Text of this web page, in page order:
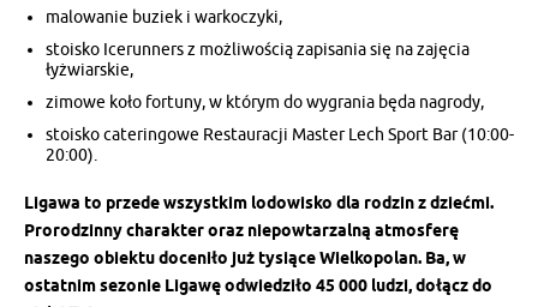
malowanie buziek i warkoczyki,
stoisko Icerunners z możliwością zapisania się na zajęcia
łyżwiarskie,
zimowe koło fortuny, w którym do wygrania będa nagrody,
stoisko cateringowe Restauracji Master Lech Sport Bar (10:00-
20:00).
Ligawa to przede wszystkim lodowisko dla rodzin z dziećmi.
Prorodzinny charakter oraz niepowtarzalną atmosferę
naszego obiektu doceniło już tysiące Wielkopolan. Ba, w
ostatnim sezonie Ligawę odwiedziło 45 000 ludzi, dołącz do